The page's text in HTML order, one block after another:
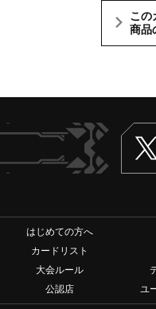
この
商品
はじめての方へ
カードリスト
大会ルール
公認店
ユ